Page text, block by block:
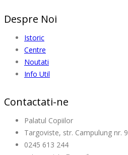
Despre Noi
Istoric
Centre
Noutati
Info Util
Contactati-ne
Palatul Copiilor
Targoviste, str. Campulung nr. 9
0245 613 244